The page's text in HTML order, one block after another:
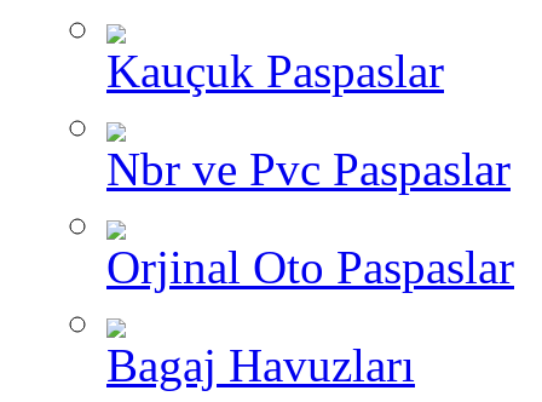
Kauçuk Paspaslar
Nbr ve Pvc Paspaslar
Orjinal Oto Paspaslar
Bagaj Havuzları